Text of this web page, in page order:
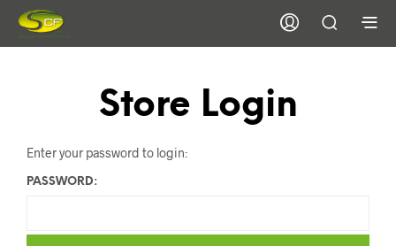
Store Login
Enter your password to login:
PASSWORD: